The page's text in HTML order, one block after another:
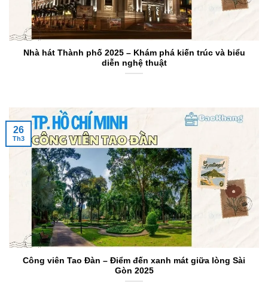
Nhà hát Thành phố 2025 – Khám phá kiến trúc và biểu
diễn nghệ thuật
Công viên Tao Đàn – Điểm đến xanh mát giữa lòng Sài
Gòn 2025
26
Th3